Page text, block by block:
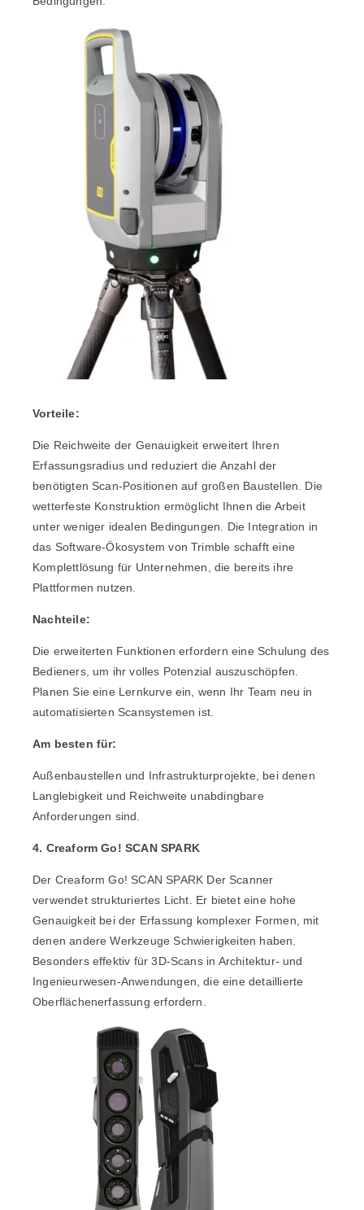
Vorteile:
Die Reichweite der Genauigkeit erweitert Ihren
Erfassungsradius und reduziert die Anzahl der
benötigten Scan-Positionen auf großen Baustellen. Die
wetterfeste Konstruktion ermöglicht Ihnen die Arbeit
unter weniger idealen Bedingungen. Die Integration in
das Software-Ökosystem von Trimble schafft eine
Komplettlösung für Unternehmen, die bereits ihre
Plattformen nutzen.
Nachteile:
Die erweiterten Funktionen erfordern eine Schulung des
Bedieners, um ihr volles Potenzial auszuschöpfen.
Planen Sie eine Lernkurve ein, wenn Ihr Team neu in
automatisierten Scansystemen ist.
Am besten für:
Außenbaustellen und Infrastrukturprojekte, bei denen
Langlebigkeit und Reichweite unabdingbare
Anforderungen sind.
4. Creaform Go! SCAN SPARK
Der Creaform Go! SCAN SPARK Der Scanner
verwendet strukturiertes Licht. Er bietet eine hohe
Genauigkeit bei der Erfassung komplexer Formen, mit
denen andere Werkzeuge Schwierigkeiten haben.
Besonders effektiv für 3D-Scans in Architektur- und
Ingenieurwesen-Anwendungen, die eine detaillierte
Oberflächenerfassung erfordern.